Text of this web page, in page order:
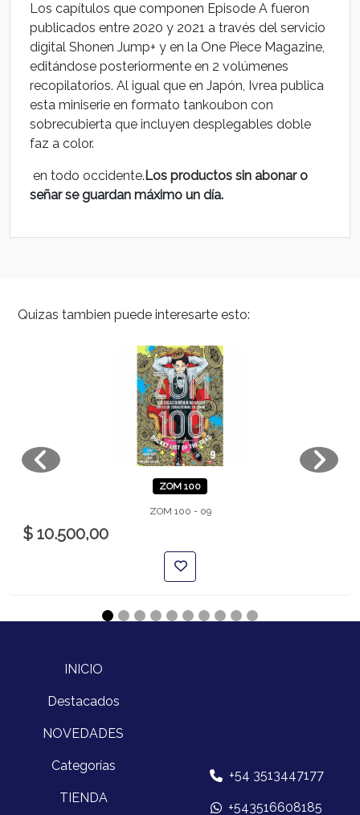
Los capítulos que componen Episode A fueron
publicados entre 2020 y 2021 a través del servicio
digital Shonen Jump+ y en la One Piece Magazine,
editándose posteriormente en 2 volúmenes
recopilatorios. Al igual que en Japón, Ivrea publica
esta miniserie en formato tankoubon con
sobrecubierta que incluyen desplegables doble
faz a color.
en todo occidente.Los productos sin abonar o
señar se guardan máximo un día.
Quizas tambien puede interesarte esto:
ZOM 100
ZOM 100 - 09
$ 10.500,00
INICIO
Destacados
NOVEDADES
Categorías
TIENDA
+54 3513447177
+543516608185